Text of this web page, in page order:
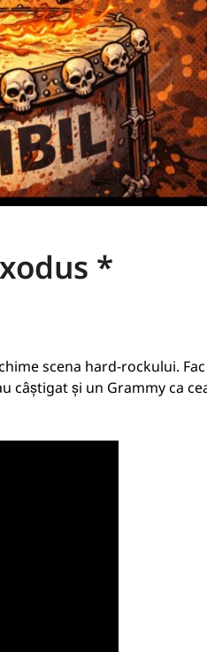
*
scena hard-rockului.
câștigat și un Grammy ca